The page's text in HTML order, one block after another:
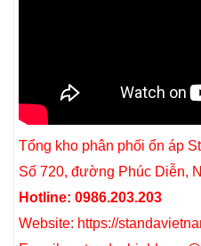
Tổng kho phân phối ổn áp
Số 720, đường Phúc Diễn,
Hotline: 0986.203.203
Website: https://